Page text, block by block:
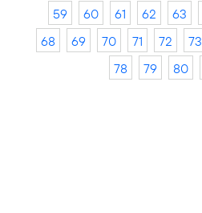
59
60 61 62 63
68
69 70 71 72 73
78
79 80